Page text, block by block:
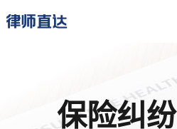
保险纠纷